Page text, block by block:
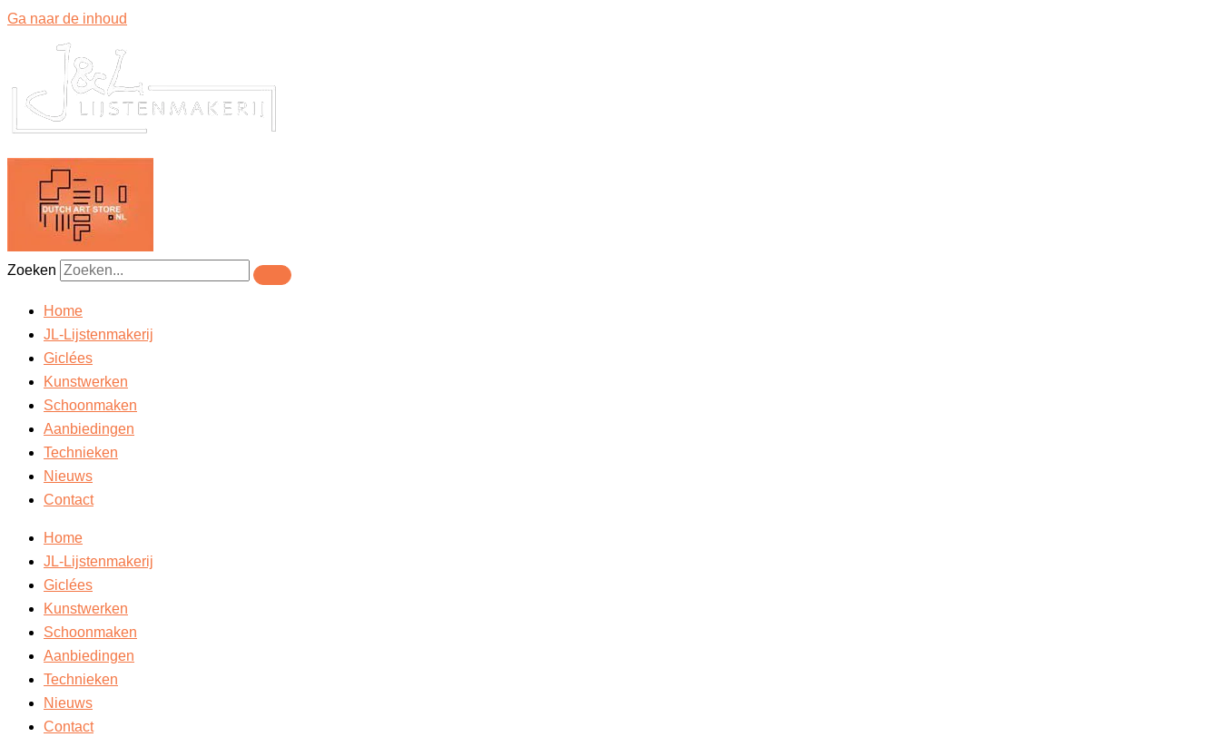
Ga naar de inhoud
Zoeken
Home
JL-Lijstenmakerij
Giclées
Kunstwerken
Schoonmaken
Aanbiedingen
Technieken
Nieuws
Contact
Home
JL-Lijstenmakerij
Giclées
Kunstwerken
Schoonmaken
Aanbiedingen
Technieken
Nieuws
Contact